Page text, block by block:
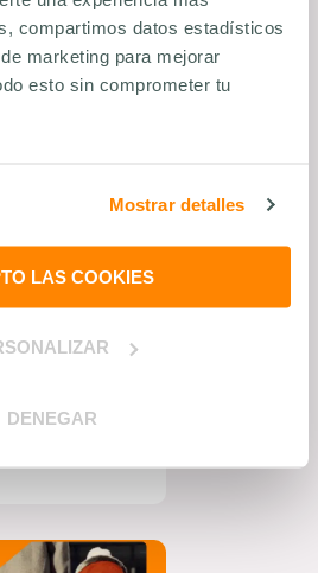
compartimos datos estadísticos
marketing para mejorar
esto sin comprometer tu
Mostrar detalles
LAS COOKIES
DENEGAR
optimizarlo